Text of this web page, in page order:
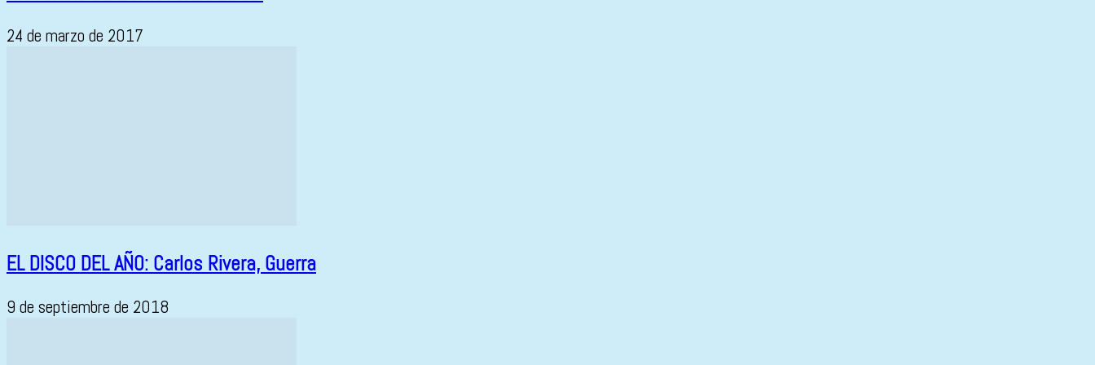
24 de marzo de 2017
EL DISCO DEL AÑO: Carlos Rivera, Guerra
9 de septiembre de 2018